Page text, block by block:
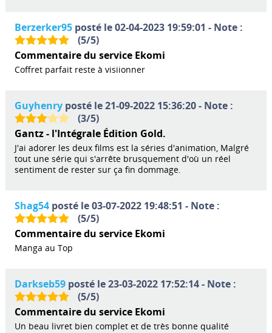
Berzerker95posté le 02-04-2023 19:59:01 - Note :
(5/5)
Commentaire du service Ekomi
Coffret parfait reste à visiionner
Guyhenryposté le 21-09-2022 15:36:20 - Note :
(3/5)
Gantz - l'Intégrale Édition Gold.
J'ai adorer les deux films est la séries d'animation, Malgré
tout une série qui s'arrête brusquement d'où un réel
sentiment de rester sur ça fin dommage.
Shag54posté le 03-07-2022 19:48:51 - Note :
(5/5)
Commentaire du service Ekomi
Manga au Top
Darkseb59posté le 23-03-2022 17:52:14 - Note :
(5/5)
Commentaire du service Ekomi
Un beau livret bien complet et de très bonne qualité